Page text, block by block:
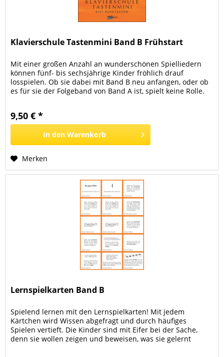
Klavierschule Tastenmini Band B Frühstart
Mit einer großen Anzahl an wunderschönen Spielliedern
können fünf- bis sechsjährige Kinder fröhlich drauf
losspielen. Ob sie dabei mit Band B neu anfangen, oder ob
es für sie der Folgeband von Band A ist, spielt keine Rolle.
Weihnachten. Besonders schön klingen die...
9,50 € *
In den Warenkorb
Merken
Lernspielkarten Band B
Spielend lernen mit den Lernspielkarten! Mit jedem
Kärtchen wird Wissen abgefragt und durch häufiges
Spielen vertieft. Die Kinder sind mit Eifer bei der Sache,
denn sie wollen zeigen und beweisen, was sie gelernt